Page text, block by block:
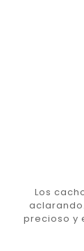
Los
precioso y